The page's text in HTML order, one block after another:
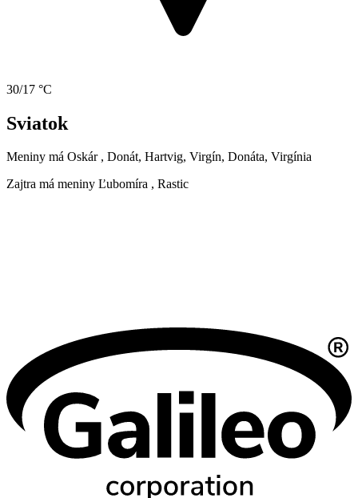
30/17 °C
Sviatok
Meniny má Oskár , Donát, Hartvig, Virgín, Donáta, Virgínia
Zajtra má meniny Ľubomíra , Rastic